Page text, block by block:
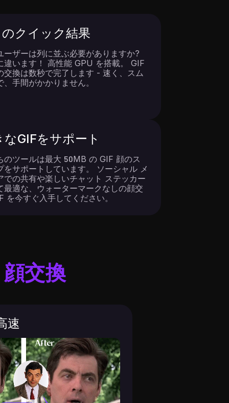
のクイック結果
ーザーは列に並ぶ必要がありますか?
違います！ 高性能 GPU を搭載。 GIF
交換は数秒で完了します - 速く、スム
、手間がかかりません。
なGIFをサポート
のツールは最大 50MB の GIF 顔のス
をサポートしています。 ソーシャル メ
での共有や楽しいチャット ステッカー
最適な、ウォーターマークなしの顔交
を今すぐ入手してください。
交換
速